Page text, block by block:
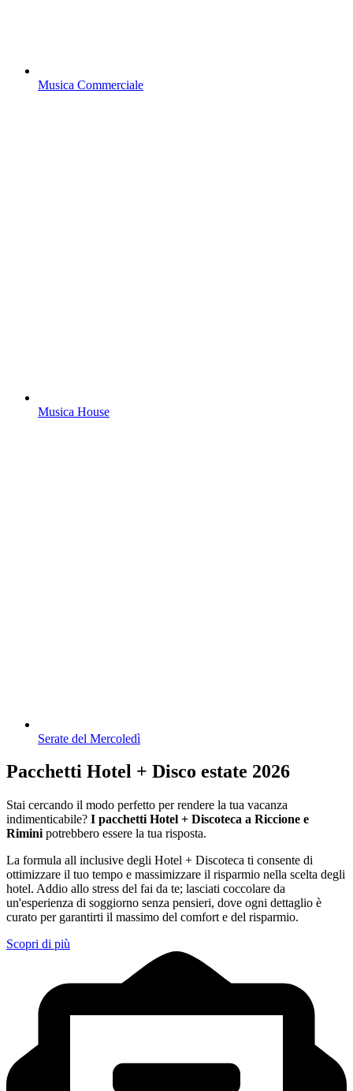
Musica Commerciale
Musica House
Serate del Mercoledì
Pacchetti Hotel + Disco estate 2026
Stai cercando il modo perfetto per rendere la tua vacanza
indimenticabile? I pacchetti Hotel + Discoteca a Riccione e
Rimini potrebbero essere la tua risposta.
La formula all inclusive degli Hotel + Discoteca ti consente di
ottimizzare il tuo tempo e massimizzare il risparmio nella scelta degli
hotel. Addio allo stress del fai da te; lasciati coccolare da
un'esperienza di soggiorno senza pensieri, dove ogni dettaglio è
curato per garantirti il massimo del comfort e del risparmio.
Scopri di più